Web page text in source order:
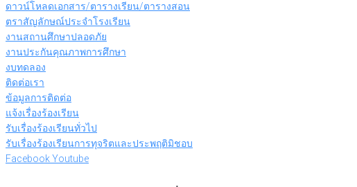
ดาวน์โหลดเอกสาร/ตารางเรียน/ตารางสอน
ตราสัญลักษณ์ประจำโรงเรียน
งานสถานศึกษาปลอดภัย
งานประกันคุณภาพการศึกษา
งบทดลอง
ติดต่อเรา
ข้อมูลการติดต่อ
แจ้งเรื่องร้องเรียน
รับเรื่องร้องเรียนทั่วไป
รับเรื่องร้องเรียนการทุจริตและประพฤติมิชอบ
FacebookYoutube